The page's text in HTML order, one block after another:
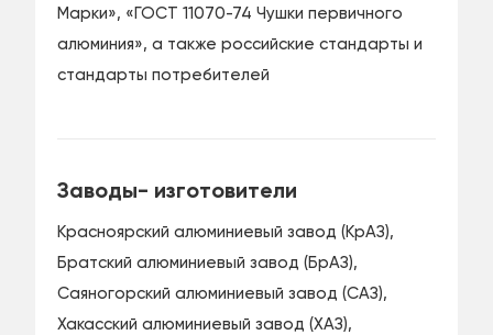
Марки», «ГОСТ 11070-74 Чушки первичного
алюминия», а также российские стандарты и
стандарты потребителей
Заводы- изготовители
Красноярский алюминиевый завод (КрАЗ),
Братский алюминиевый завод (БрАЗ),
Саяногорский алюминиевый завод (САЗ),
Хакасский алюминиевый завод (ХАЗ),